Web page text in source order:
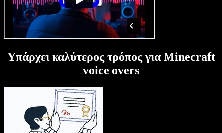
Υπάρχει καλύτερος τρόπος για Minecraft
voice overs